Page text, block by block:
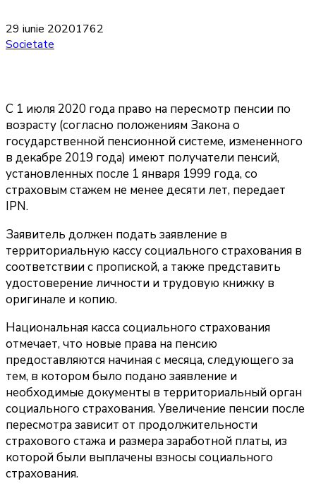
29 iunie 20201762
Societate
С 1 июля 2020 года право на пересмотр пенсии по
возрасту (согласно положениям Закона о
государственной пенсионной системе, измененного
в декабре 2019 года) имеют получатели пенсий,
установленных после 1 января 1999 года, со
страховым стажем не менее десяти лет, передает
IPN.
Заявитель должен подать заявление в
территориальную кассу социального страхования в
соответствии с пропиской, а также представить
удостоверение личности и трудовую книжку в
оригинале и копию.
Национальная касса социального страхования
отмечает, что новые права на пенсию
предоставляются начиная с месяца, следующего за
тем, в котором было подано заявление и
необходимые документы в территориальный орган
социального страхования. Увеличение пенсии после
пересмотра зависит от продолжительности
страхового стажа и размера заработной платы, из
которой были выплачены взносы социального
страхования.